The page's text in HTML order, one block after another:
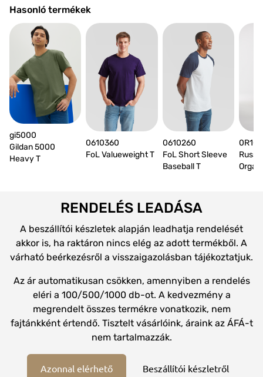
Hasonló termékek
gi5000
Gildan 5000
Heavy T
0610360
FoL Valueweight T
0610260
FoL Short Sleeve
Baseball T
RENDELÉS LEADÁSA
A beszállítói készletek alapján leadhatja rendelését
akkor is, ha raktáron nincs elég az adott termékből. A
várható beérkezésről a visszaigazolásban tájékoztatjuk.
Az ár automatikusan csökken, amennyiben a rendelés
eléri a 100/500/1000 db-ot. A kedvezmény a
megrendelt összes termékre vonatkozik, nem
fajtánkként értendő. Tisztelt vásárlóink, áraink az ÁFÁ-t
nem tartalmazzák.
Azonnal elérhető Beszállítói készletről